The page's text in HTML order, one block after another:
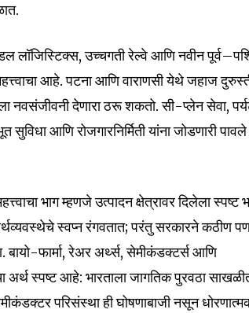
website or click
your privacy and
us.
लॉजिस्टिक्स, उच्चगती रेल्वे आणि नवीन
आहे. पटना आणि वाराणसी येथे जहाज
नवसंजीवनी देणारा ठरू शकतो. सी-प्लेन सेवा,
आणि रोजगारनिर्मिती यांना जोडणारी पावले
भाग म्हणजे उत्पादन क्षेत्रावर दिलेला स्पष्ट
स्वप्न रंगवतात; परंतु सरकारने कठीण
बायो-फार्मा, रेअर अर्थ्स, सेमीकंडक्टर्स आणि
अर्थ स्पष्ट आहे: भारताला जागतिक पुरवठा
परिसंस्था ही घोषणाबाजी नसून